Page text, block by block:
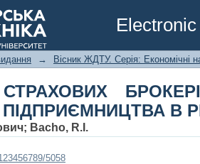
В РЕАЛІЯХ
→ Вісник ЖДТУ. Серія: Економічні
СТРАХОВИХ
В
; Bacho, R.I.
5058